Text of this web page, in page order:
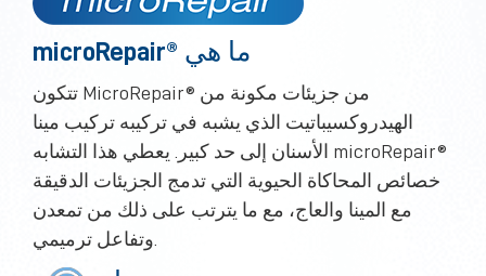
microRepair® ما هي
تتكون MicroRepair® من جزيئات مكونة من
الهيدروكسيباتيت الذي يشبه في تركيبه تركيب مينا
الأسنان إلى حد كبير. يعطي هذا التشابه microRepair®
خصائص المحاكاة الحيوية التي تدمج الجزيئات الدقيقة
مع المينا والعاج، مع ما يترتب على ذلك من تمعدن